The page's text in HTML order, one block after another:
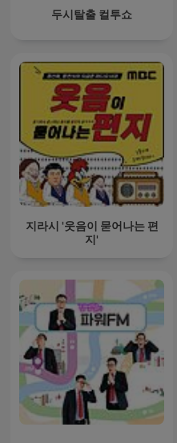
두시탈출 컬투쇼
지라시 '웃음이 묻어나는 편
지'